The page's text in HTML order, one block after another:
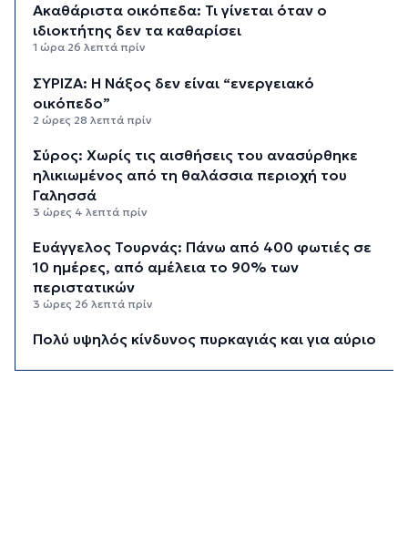
Ακαθάριστα οικόπεδα: Τι γίνεται όταν ο
ιδιοκτήτης δεν τα καθαρίσει
1 ώρα 26 λεπτά πρίν
ΣΥΡΙΖΑ: Η Νάξος δεν είναι “ενεργειακό
οικόπεδο”
2 ώρες 28 λεπτά πρίν
Σύρος: Χωρίς τις αισθήσεις του ανασύρθηκε
ηλικιωμένος από τη θαλάσσια περιοχή του
Γαλησσά
3 ώρες 4 λεπτά πρίν
Ευάγγελος Τουρνάς: Πάνω από 400 φωτιές σε
10 ημέρες, από αμέλεια το 90% των
περιστατικών
3 ώρες 26 λεπτά πρίν
Πολύ υψηλός κίνδυνος πυρκαγιάς και για αύριο